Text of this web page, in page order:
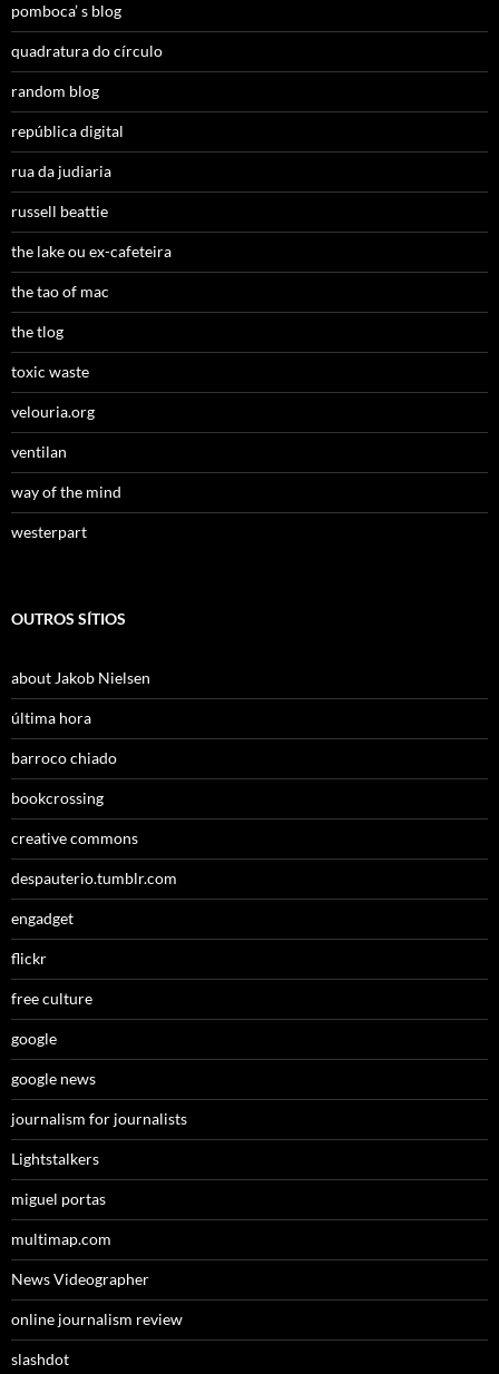
pomboca’ s blog
quadratura do círculo
random blog
república digital
rua da judiaria
russell beattie
the lake ou ex-cafeteira
the tao of mac
the tlog
toxic waste
velouria.org
ventilan
way of the mind
westerpart
OUTROS SÍTIOS
about Jakob Nielsen
última hora
barroco chiado
bookcrossing
creative commons
despauterio.tumblr.com
engadget
flickr
free culture
google
google news
journalism for journalists
Lightstalkers
miguel portas
multimap.com
News Videographer
online journalism review
slashdot